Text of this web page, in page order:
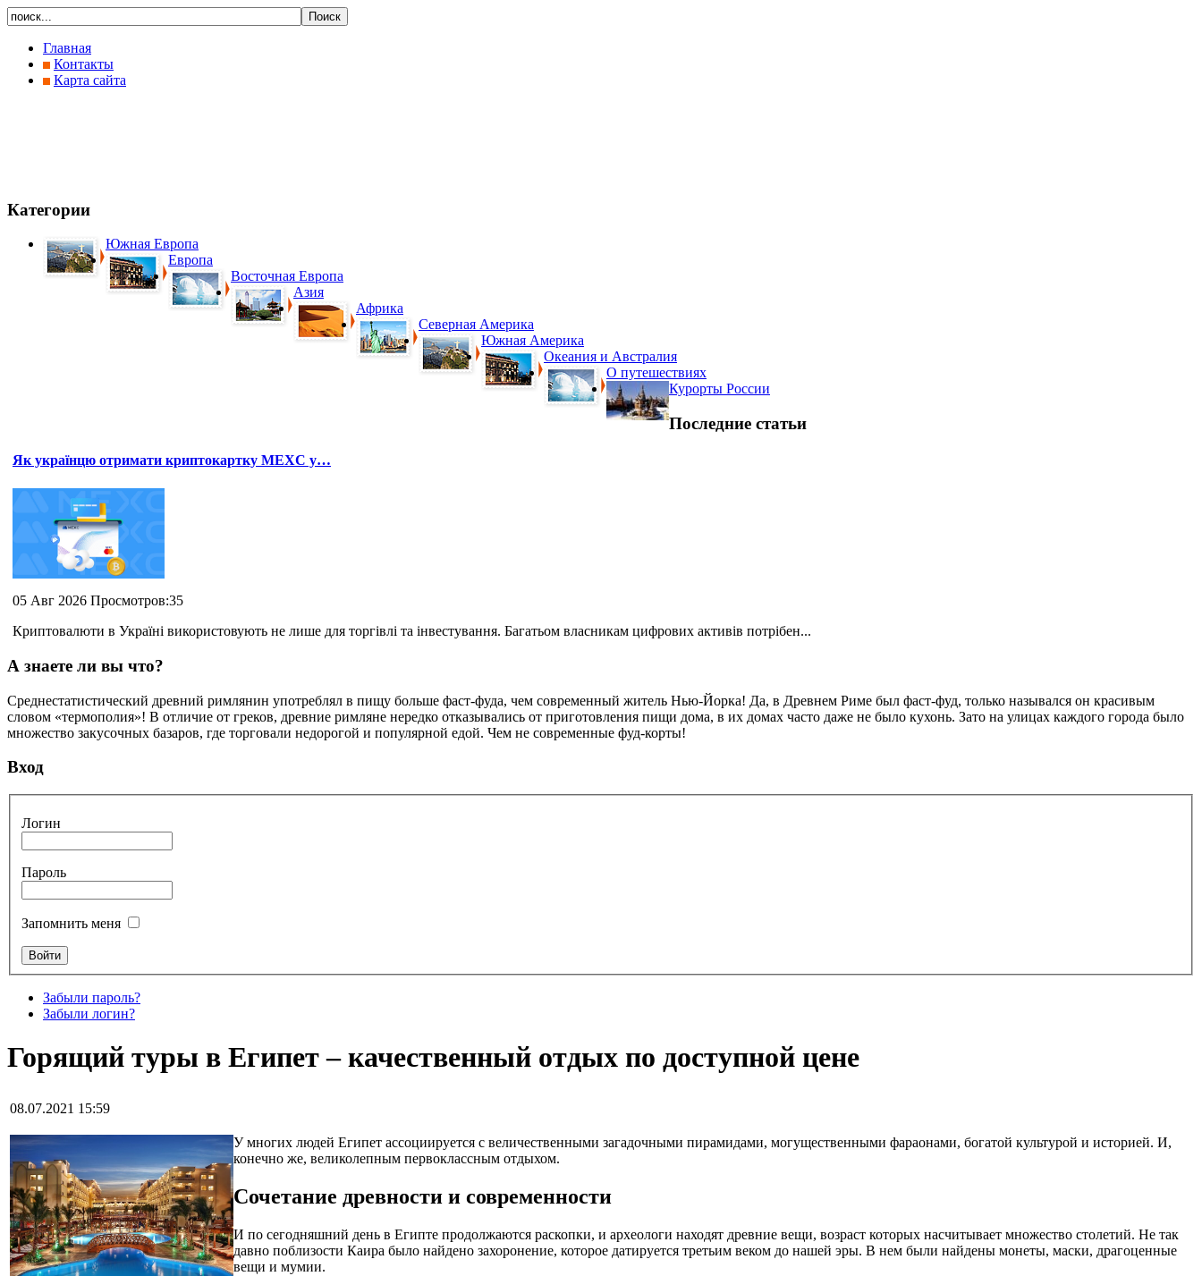
Главная
Контакты
Карта сайта
Категории
Южная Европа
Европа
Восточная Европа
Азия
Африка
Северная Америка
Южная Америка
Океания и Австралия
О путешествиях
Курорты России
Последние статьи
Як українцю отримати криптокартку MEXC у…
05 Авг 2026 Просмотров:35
Криптовалюти в Україні використовують не лише для торгівлі та інвестування. Багатьом власникам цифрових активів потрібен...
А знаете ли вы что?
Среднестатистический древний римлянин употреблял в пищу больше фаст-фуда, чем современный житель Нью-Йорка! Да, в Древнем Риме был фаст-фуд, только назывался он красивым
словом «термополия»! В отличие от греков, древние римляне нередко отказывались от приготовления пищи дома, в их домах часто даже не было кухонь. Зато на улицах каждого города было
множество закусочных базаров, где торговали недорогой и популярной едой. Чем не современные фуд-корты!
Вход
Логин
Пароль
Запомнить меня
Забыли пароль?
Забыли логин?
Горящий туры в Египет – качественный отдых по доступной цене
08.07.2021 15:59
У многих людей Египет ассоциируется с величественными загадочными пирамидами, могущественными фараонами, богатой культурой и историей. И,
конечно же, великолепным первоклассным отдыхом.
Сочетание древности и современности
И по сегодняшний день в Египте продолжаются раскопки, и археологи находят древние вещи, возраст которых насчитывает множество столетий. Не так
давно поблизости Каира было найдено захоронение, которое датируется третьим веком до нашей эры. В нем были найдены монеты, маски, драгоценные
вещи и мумии.